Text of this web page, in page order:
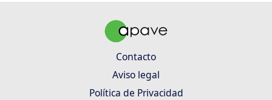
Contacto
Aviso legal
Política de Privacidad